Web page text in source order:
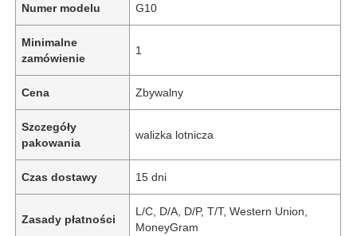
Numer modelu G10
Minimalne
zamówienie
1
Cena Zbywalny
Szczegóły
pakowania
walizka lotnicza
Czas dostawy 15 dni
Zasady płatności
L/C, D/A, D/P, T/T, Western Union,
MoneyGram